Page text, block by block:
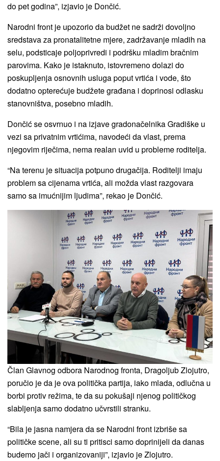
do pet godina”, izjavio je Dončić.
Narodni front je upozorio da budžet ne sadrži dovoljno
sredstava za pronatalitetne mjere, zadržavanje mladih na
selu, podsticaje poljoprivredi i podršku mladim bračnim
parovima. Kako je istaknuto, istovremeno dolazi do
poskupljenja osnovnih usluga poput vrtića i vode, što
dodatno opterećuje budžete građana i doprinosi odlasku
stanovništva, posebno mladih.
Dončić se osvrnuo i na izjave gradonačelnika Gradiške u
vezi sa privatnim vrtićima, navodeći da vlast, prema
njegovim riječima, nema realan uvid u probleme roditelja.
“Na terenu je situacija potpuno drugačija. Roditelji imaju
problem sa cijenama vrtića, ali možda vlast razgovara
samo sa imućnijim ljudima”, rekao je Dončić.
Član Glavnog odbora Narodnog fronta, Dragoljub Zlojutro,
poručio je da je ova politička partija, iako mlada, odlučna u
borbi protiv režima, te da su pokušaji njenog političkog
slabljenja samo dodatno učvrstili stranku.
“Bila je jasna namjera da se Narodni front izbriše sa
političke scene, ali su ti pritisci samo doprinijeli da danas
budemo jači i organizovaniji”, izjavio je Zlojutro.